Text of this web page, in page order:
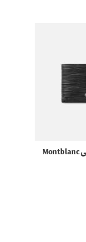
کیف پول 6 کارتی Montblanc